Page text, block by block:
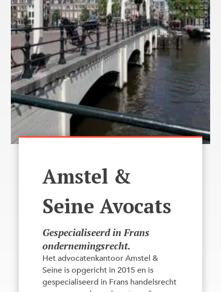
Amstel &
Seine Avocats
Gespecialiseerd in Frans
ondernemingsrecht.
Het advocatenkantoor Amstel &
Seine is opgericht in 2015 en is
gespecialiseerd in Frans handelsrecht